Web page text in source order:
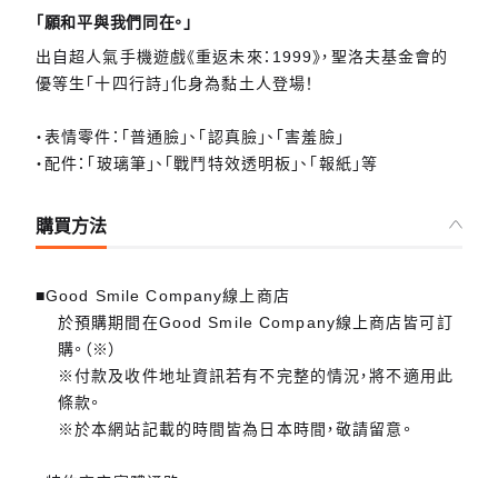
「願和平與我們同在。」
出自超人氣手機遊戲《重返未來：1999》，聖洛夫基金會的
優等生「十四行詩」化身為黏土人登場！
・表情零件：「普通臉」、「認真臉」、「害羞臉」
・配件：「玻璃筆」、「戰鬥特效透明板」、「報紙」等
購買方法
■Good Smile Company線上商店
於預購期間在Good Smile Company線上商店皆可訂
購。（※）
※付款及收件地址資訊若有不完整的情況，將不適用此
條款。
※於本網站記載的時間皆為日本時間，敬請留意。